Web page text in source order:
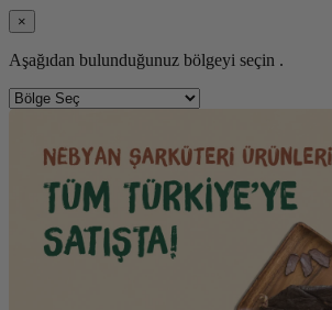
×
Aşağıdan bulunduğunuz bölgeyi seçin .